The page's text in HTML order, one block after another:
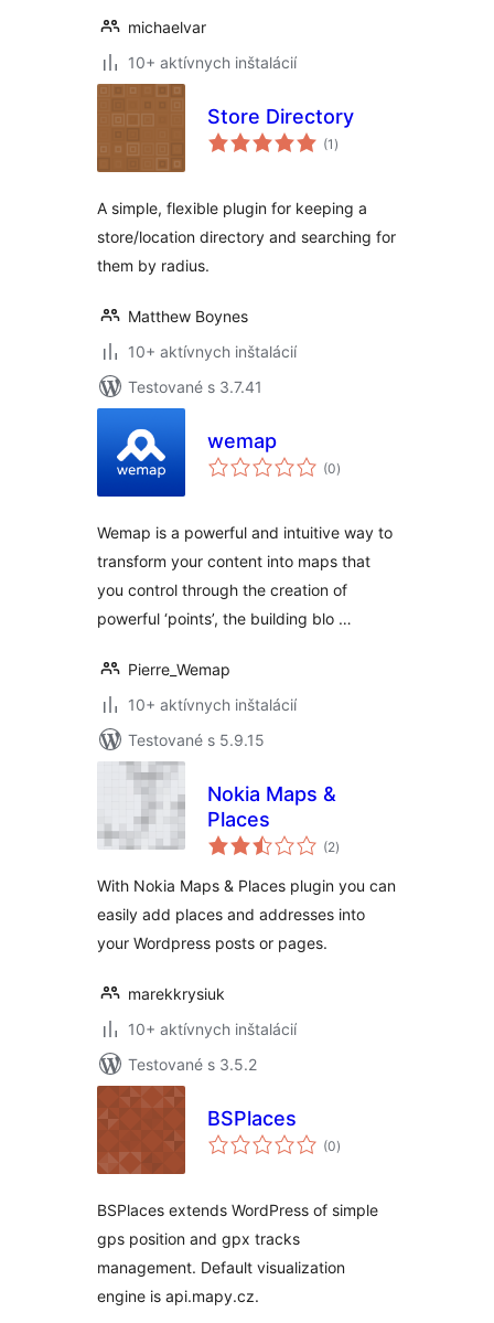
michaelvar
10+ aktívnych inštalácií
Store Directory
(1 celkové
hodnotenie
)
A simple, flexible plugin for keeping a
store/location directory and searching for
them by radius.
Matthew Boynes
10+ aktívnych inštalácií
Testované s 3.7.41
wemap
(0celkové
hodnotenie
)
Wemap is a powerful and intuitive way to
transform your content into maps that
you control through the creation of
powerful ‘points’, the building blo …
Pierre_Wemap
10+ aktívnych inštalácií
Testované s 5.9.15
Nokia Maps &
Places
(2celkové
hodnotenie
)
With Nokia Maps & Places plugin you can
easily add places and addresses into
your Wordpress posts or pages.
marekkrysiuk
10+ aktívnych inštalácií
Testované s 3.5.2
BSPlaces
(0celkové
hodnotenie
)
BSPlaces extends WordPress of simple
gps position and gpx tracks
management. Default visualization
engine is api.mapy.cz.